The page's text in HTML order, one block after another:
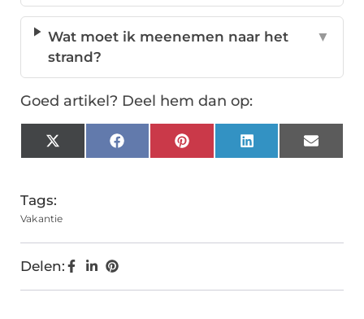
Wat moet ik meenemen naar het
strand?
▼
Goed artikel? Deel hem dan op:
X
(Twitter)
FacebookPinterestLinkedInEmail
Tags:
Vakantie
Delen: